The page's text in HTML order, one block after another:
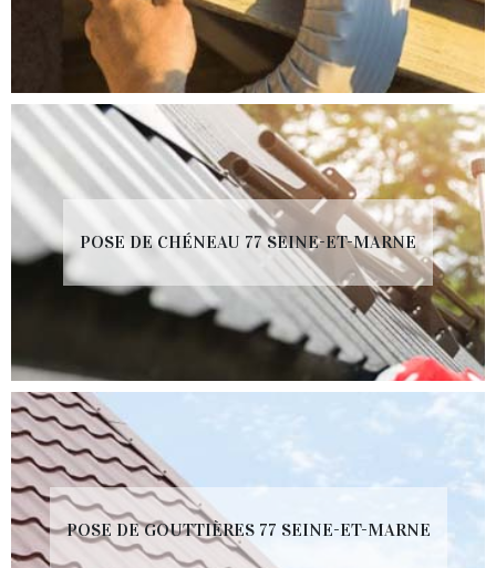
POSE DE CHÉNEAU 77 SEINE-ET-MARNE
POSE DE GOUTTIÈRES 77 SEINE-ET-MARNE